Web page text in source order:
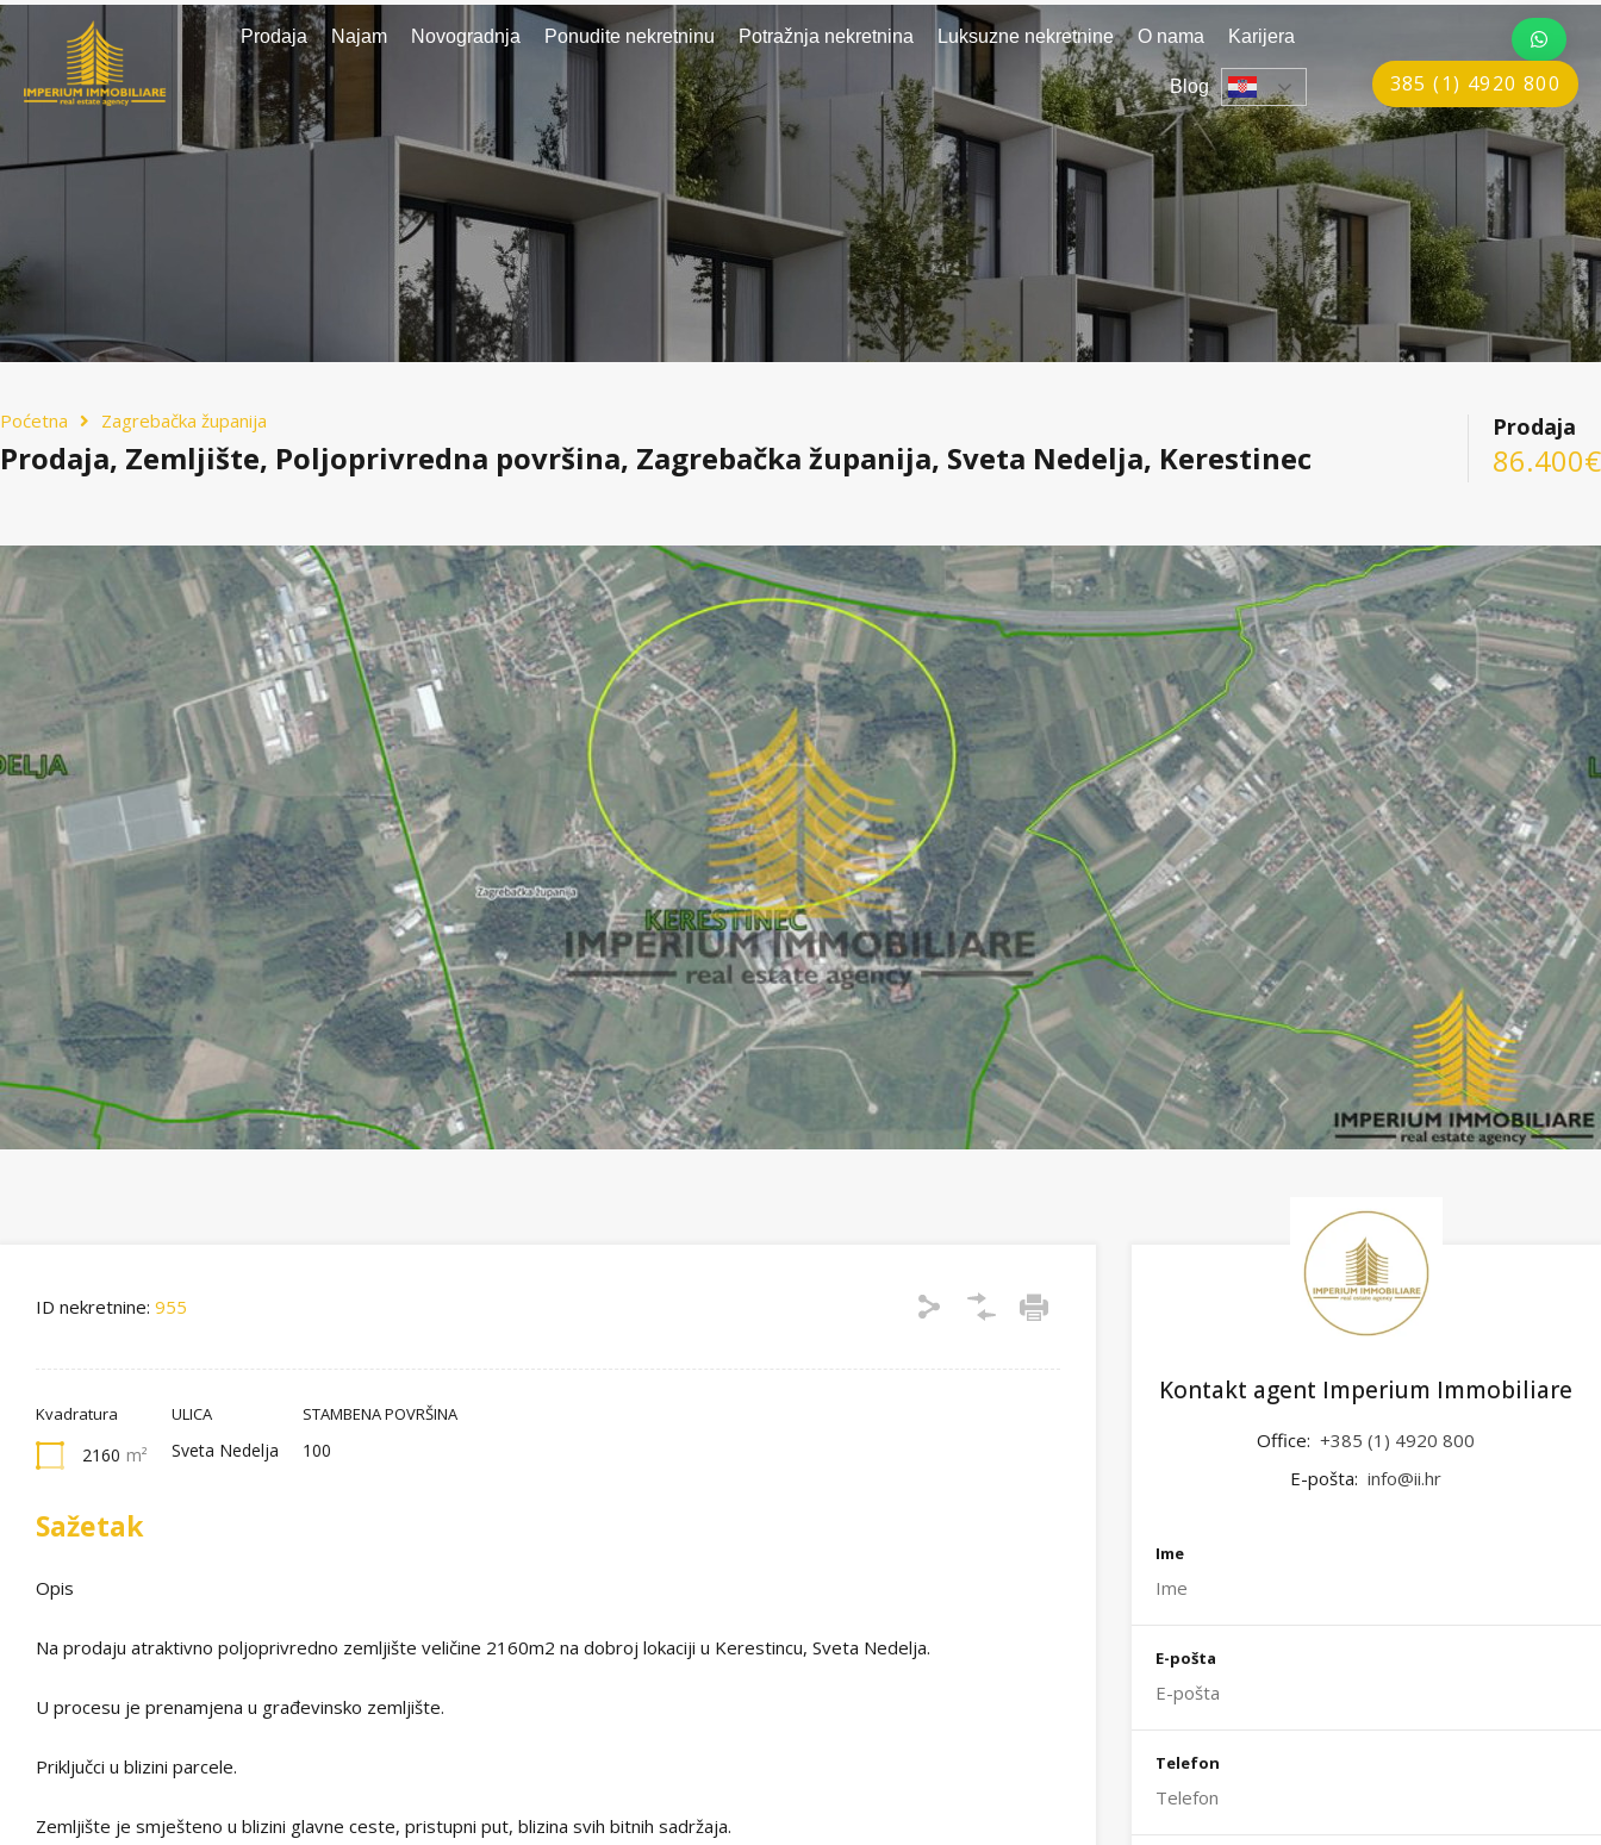
Prodaja Najam Novogradnja Ponudite nekretninu Potražnja nekretnina Luksuzne nekretnine O nama Karijera
Blog 385 (1) 4920 800
Poćetna Zagrebačka županija
Prodaja, Zemljište, Poljoprivredna površina, Zagrebačka županija, Sveta Nedelja, Kerestinec
Prodaja
86.400€
ID nekretnine: 955
Kvadratura
2160 m²
ULICA
Sveta Nedelja
STAMBENA POVRŠINA
100
Sažetak
Opis
Na prodaju atraktivno poljoprivredno zemljište veličine 2160m2 na dobroj lokaciji u Kerestincu, Sveta Nedelja.
U procesu je prenamjena u građevinsko zemljište.
Priključci u blizini parcele.
Zemljište je smješteno u blizini glavne ceste, pristupni put, blizina svih bitnih sadržaja.
Kontakt agent Imperium Immobiliare
Office: +385 (1) 4920 800
E-pošta: info@ii.hr
Ime
E-pošta
Telefon